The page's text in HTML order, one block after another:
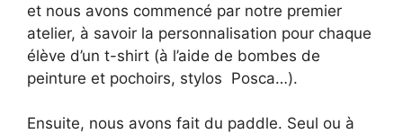
et nous avons commencé par notre premier
atelier, à savoir la personnalisation pour chaque
élève d’un t-shirt (à l’aide de bombes de
peinture et pochoirs, stylos Posca…).
Ensuite, nous avons fait du paddle. Seul ou à